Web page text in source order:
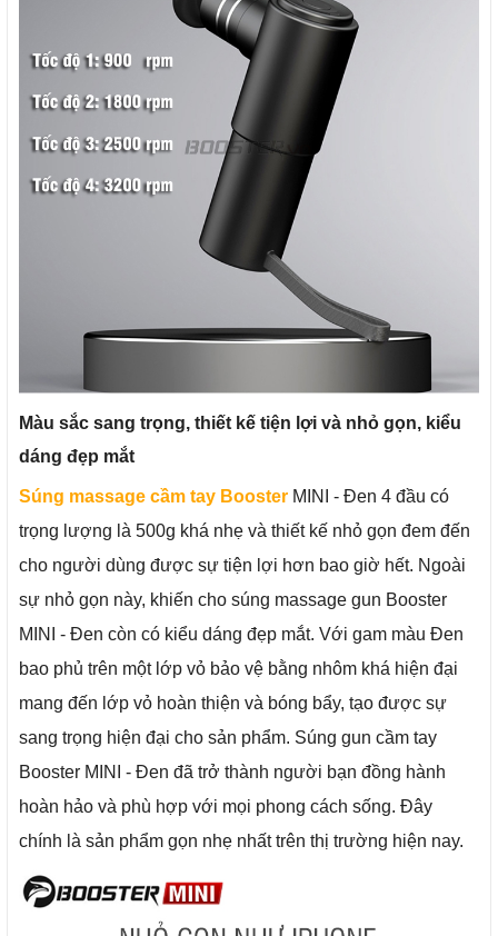
Màu sắc sang trọng, thiết kế tiện lợi và nhỏ gọn, kiểu
dáng đẹp mắt
Súng massage cầm tay Booster MINI
- Đen 4 đầu có
trọng lượng là 500g khá nhẹ và thiết kế nhỏ gọn đem đến
cho người dùng được sự tiện lợi hơn bao giờ hết. Ngoài
sự nhỏ gọn này, khiến cho súng massage gun Booster
MINI - Đen còn có kiểu dáng đẹp mắt. Với gam màu Đen
bao phủ trên một lớp vỏ bảo vệ bằng nhôm khá hiện đại
mang đến lớp vỏ hoàn thiện và bóng bẩy, tạo được sự
sang trọng hiện đại cho sản phẩm. Súng gun cầm tay
Booster MINI - Đen đã trở thành người bạn đồng hành
hoàn hảo và phù hợp với mọi phong cách sống. Đây
chính là sản phẩm gọn nhẹ nhất trên thị trường hiện nay.